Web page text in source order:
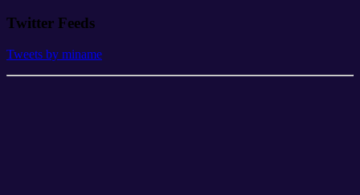
Twitter Feeds
Tweets by miname